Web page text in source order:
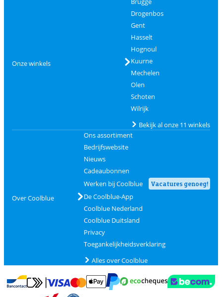
Onze winkels
Drogenbos
Gent
Hasselt
Hognoul
Kuurne
Mechelen
Olen
Schoten
Wilrijk
Bekijk al onze 11 winkels
Over Coolblue
Ons assortiment
Bedrijfswebsite
Nieuws
Cadeaubonnen
Werken bij Coolblue
Vacatures genoeg!
De Coolblue-App
Coolblue Nederland
Coolblue Duitsland
Privacy
Toegankelijkheidsverklaring
Alles over Coolblue
Betalen met Bancontact
Betalen met MasterCard en Visa via ClickToPay